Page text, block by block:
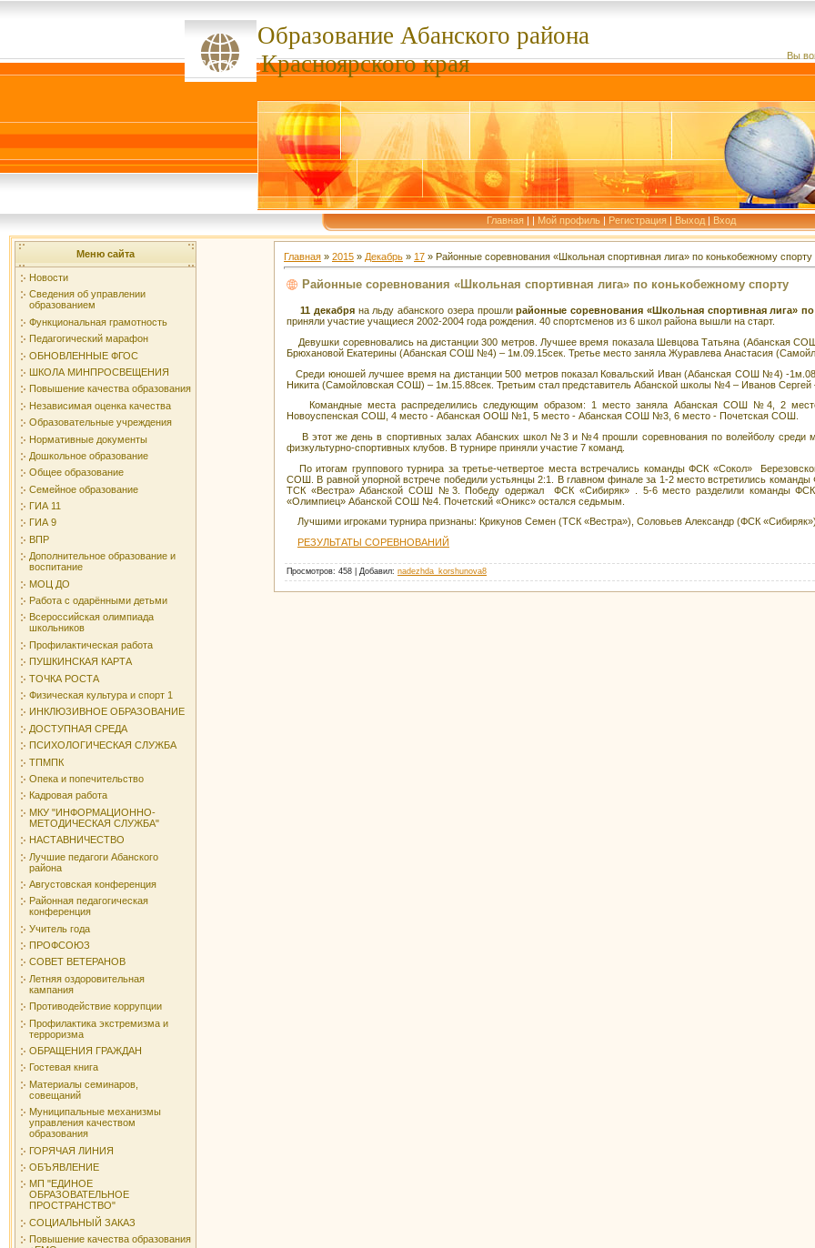
Образование Абанского района
сссссссКрасноярского края Вы
Главная | | Мой профиль | Регистрация | Выход | Вход
Меню сайта
Новости
Сведения об управлении
образованием
Функциональная грамотность
Педагогический марафон
ОБНОВЛЕННЫЕ ФГОС
ШКОЛА МИНПРОСВЕЩЕНИЯ
Повышение качества образования
Независимая оценка качества
Образовательные учреждения
Нормативные документы
Дошкольное образование
Общее образование
Семейное образование
ГИА 11
ГИА 9
ВПР
Дополнительное образование и
воспитание
МОЦ ДО
Работа с одарёнными детьми
Всероссийская олимпиада
школьников
Профилактическая работа
ПУШКИНСКАЯ КАРТА
ТОЧКА РОСТА
Физическая культура и спорт 1
ИНКЛЮЗИВНОЕ ОБРАЗОВАНИЕ
ДОСТУПНАЯ СРЕДА
ПСИХОЛОГИЧЕСКАЯ СЛУЖБА
ТПМПК
Опека и попечительство
Кадровая работа
МКУ "ИНФОРМАЦИОННО-
МЕТОДИЧЕСКАЯ СЛУЖБА"
НАСТАВНИЧЕСТВО
Лучшие педагоги Абанского
района
Августовская конференция
Районная педагогическая
конференция
Учитель года
ПРОФСОЮЗ
СОВЕТ ВЕТЕРАНОВ
Летняя оздоровительная
кампания
Противодействие коррупции
Профилактика экстремизма и
терроризма
ОБРАЩЕНИЯ ГРАЖДАН
Гостевая книга
Материалы семинаров,
совещаний
Муниципальные механизмы
управления качеством
образования
ГОРЯЧАЯ ЛИНИЯ
ОБЪЯВЛЕНИЕ
МП "ЕДИНОЕ
ОБРАЗОВАТЕЛЬНОЕ
ПРОСТРАНСТВО"
СОЦИАЛЬНЫЙ ЗАКАЗ
Повышение качества образования
Главная » 2015 » Декабрь » 17 » Районные соревнования «Школьная спортивная лига» по конькобежному спорту
Районные соревнования «Школьная спортивная лига» по конькобежному спорту
11 декабря на льду абанского озера прошлирайонные соревнования «Школьная спортивная лига»
приняли участие учащиеся 2002-2004 года рождения. 40 спортсменов из 6 школ района вышли на старт.
Девушки соревновались на дистанции 300 метров. Лучшее время показала Шевцова Татьяна (Абанская
Брюхановой Екатерины (Абанская СОШ №4) – 1м.09.15сек. Третье место заняла Журавлева Анастасия
Среди юношей лучшее время на дистанции 500 метров показал Ковальский Иван (Абанская СОШ №4) -
Никита (Самойловская СОШ) – 1м.15.88сек. Третьим стал представитель Абанской школы №4 – Иванов Сергей
Командные места распределились следующим образом: 1 место заняла Абанская СОШ №4, 2
Новоуспенская СОШ, 4 место - Абанская ООШ №1, 5 место - Абанская СОШ №3, 6 место - Почетская СОШ.
В этот же день в спортивных залах Абанских школ №3 и №4 прошли соревнования по волейболу среди
физкультурно-спортивных клубов. В турнире приняли участие 7 команд.
По итогам группового турнира за третье-четвертое места встречались команды ФСК «Сокол»
СОШ. В равной упорной встрече победили устьянцы 2:1. В главном финале за 1-2 место встретились
ТСК «Вестра» Абанской СОШ №3. Победу одержал ФСК «Сибиряк» . 5-6 место разделили команды
«Олимпиец» Абанской СОШ №4. Почетский «Оникс» остался седьмым.
Лучшими игроками турнира признаны: Крикунов Семен (ТСК «Вестра»), Соловьев Александр (ФСК
РЕЗУЛЬТАТЫ СОРЕВНОВАНИЙ
Просмотров: 458 | Добавил: nadezhda_korshunova8